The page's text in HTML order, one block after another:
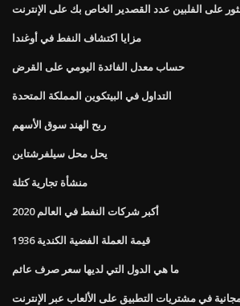
على الفلبين عدد القصدير الخاص بك على الإنترنت
مزايا اكتشاف النفط في أوغندا
حساب معدل الفائدة اليومي على القرض
التداول في البيتكوين المملكة المتحدة
ربح الهند سوق الأسهم
يحل محل سيلفرشتاين
منشأة تجارية كتلة
أكبر شركات النفط في العالم 2020
1936 قيمة العملة الفضية الكندية
ما هي الدول التي لديها سعر صرف عائم
في مشتريات التطبيق على الألعاب عبر الإنترنت